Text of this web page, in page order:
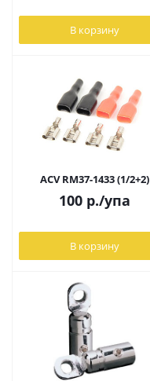
В корзину
ACV RM37-1433 (1/2+2)
100р./упа
В корзину